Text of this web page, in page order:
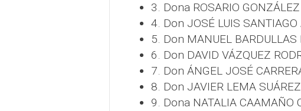
3. Dona ROSARIO
4. Don JOSÉ LUIS SANTIAGO
5. Don MANUEL BARDULLAS
6. Don DAVID VÁZQUEZ
7. Don ÁNGEL JOSÉ
8. Don JAVIER LEMA SUÁREZ
9. Dona NATALIA CAAMAÑO